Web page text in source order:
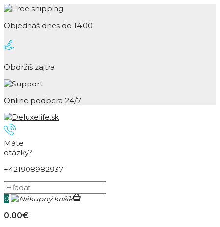
Objednáš dnes do 14:00
Obdržíš zajtra
Online podpora 24/7
Máte
otázky?
+421908982937
0
0.00€